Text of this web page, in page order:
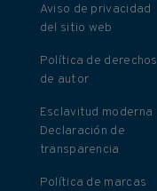
Aviso de privacidad
del sitio web
Política de derechos
de autor
Esclavitud moderna
Declaración de
transparencia
Política de marcas